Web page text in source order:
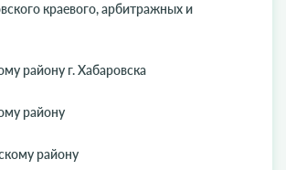
краевого, арбитражных и
району г. Хабаровска
району
району